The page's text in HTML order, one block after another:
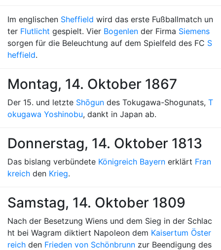
Im englischen Sheffield wird das erste Fußballmatch un
ter Flutlicht gespielt. Vier Bogenlen der Firma Siemens
sorgen für die Beleuchtung auf dem Spielfeld des FC S
heffield.
Montag, 14. Oktober 1867
Der 15. und letzte Shōgun des Tokugawa-Shogunats, T
okugawa Yoshinobu, dankt in Japan ab.
Donnerstag, 14. Oktober 1813
Das bislang verbündete Königreich Bayern erklärt Fran
kreich den Krieg.
Samstag, 14. Oktober 1809
Nach der Besetzung Wiens und dem Sieg in der Schlac
ht bei Wagram diktiert Napoleon dem Kaisertum Öster
reich den Frieden von Schönbrunn zur Beendigung des